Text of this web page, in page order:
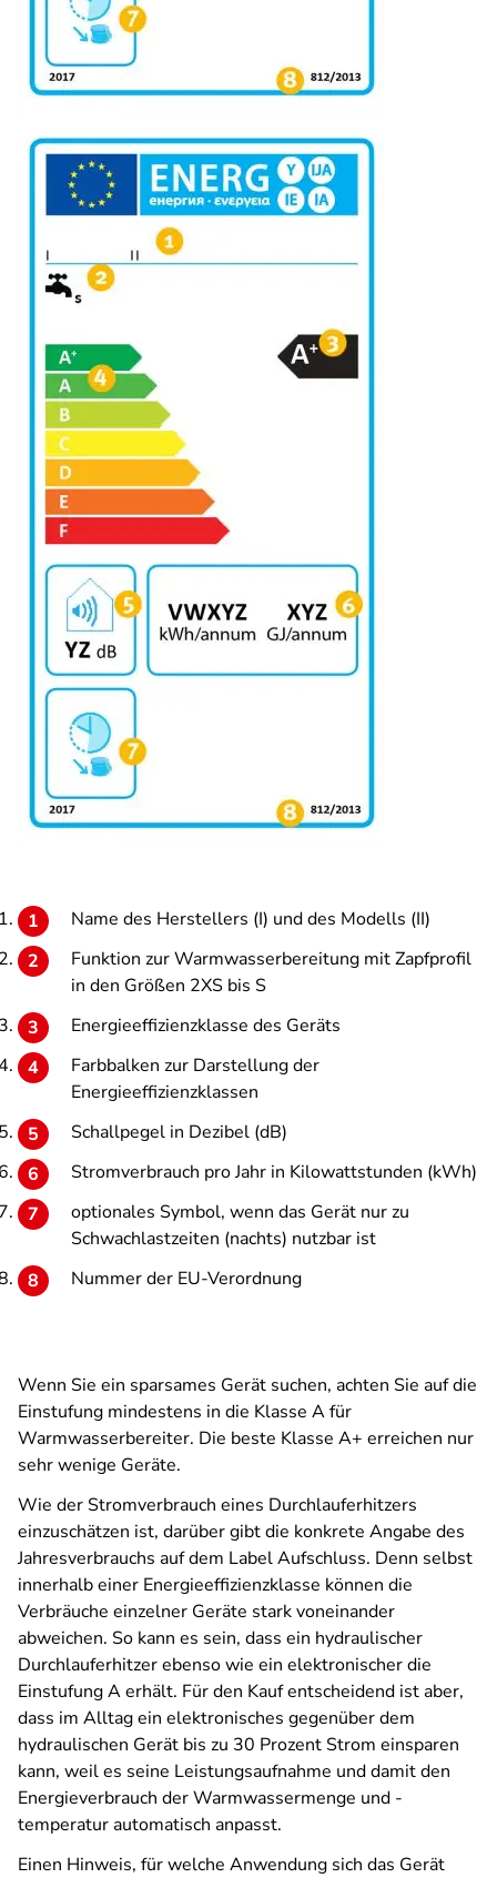
Name des Herstellers (I) und des Modells (II)
Funktion zur Warmwasserbereitung mit Zapfprofil
in den Größen 2XS bis S
Energieeffizienzklasse des Geräts
Farbbalken zur Darstellung der
Energieeffizienzklassen
Schallpegel in Dezibel (dB)
Stromverbrauch pro Jahr in Kilowattstunden (kWh)
optionales Symbol, wenn das Gerät nur zu
Schwachlastzeiten (nachts) nutzbar ist
Nummer der EU-Verordnung
Wenn Sie ein sparsames Gerät suchen, achten Sie auf die
Einstufung mindestens in die Klasse A für
Warmwasserbereiter. Die beste Klasse A+ erreichen nur
sehr wenige Geräte.
Wie der Stromverbrauch eines Durchlauferhitzers
einzuschätzen ist, darüber gibt die konkrete Angabe des
Jahresverbrauchs auf dem Label Aufschluss. Denn selbst
innerhalb einer Energieeffizienzklasse können die
Verbräuche einzelner Geräte stark voneinander
abweichen. So kann es sein, dass ein hydraulischer
Durchlauferhitzer ebenso wie ein elektronischer die
Einstufung A erhält. Für den Kauf entscheidend ist aber,
dass im Alltag ein elektronisches gegenüber dem
hydraulischen Gerät bis zu 30 Prozent Strom einsparen
kann, weil es seine Leistungsaufnahme und damit den
Energieverbrauch der Warmwassermenge und -
temperatur automatisch anpasst.
Einen Hinweis, für welche Anwendung sich das Gerät